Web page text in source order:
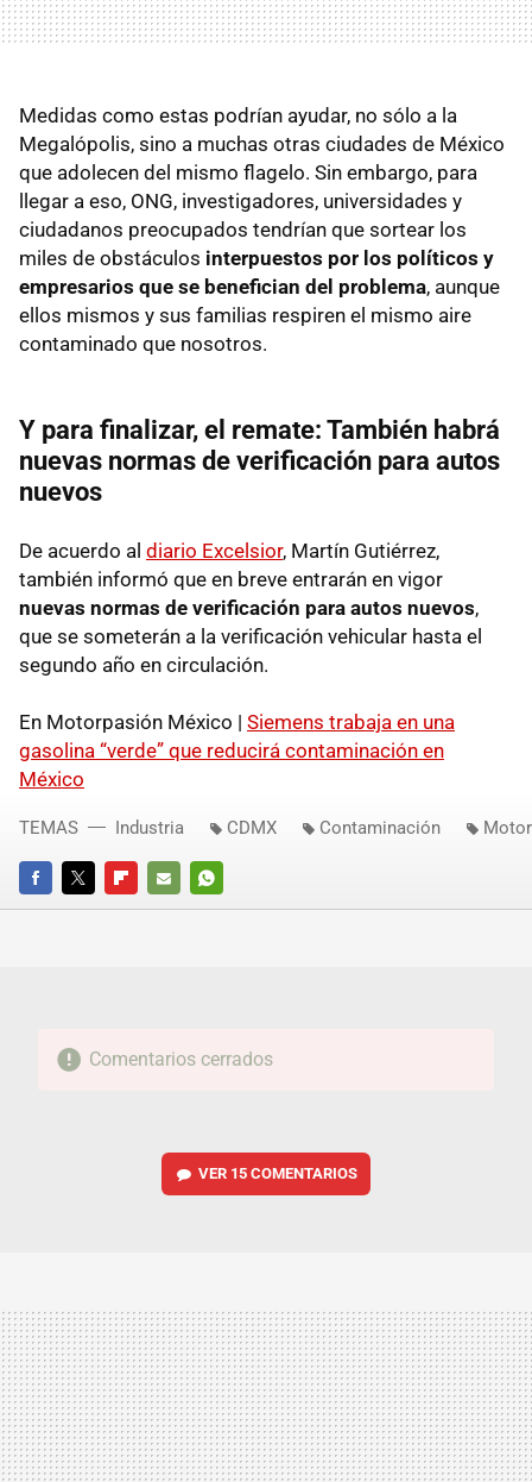
Medidas como estas podrían ayudar, no sólo a la
Megalópolis, sino a muchas otras ciudades de México
que adolecen del mismo flagelo. Sin embargo, para
llegar a eso, ONG, investigadores, universidades y
ciudadanos preocupados tendrían que sortear los
miles de obstáculos interpuestos por los políticos y
empresarios que se benefician del problema, aunque
ellos mismos y sus familias respiren el mismo aire
contaminado que nosotros.
Y para finalizar, el remate: También habrá
nuevas normas de verificación para autos
nuevos
De acuerdo al diario Excelsior, Martín Gutiérrez,
también informó que en breve entrarán en vigor
nuevas normas de verificación para autos nuevos,
que se someterán a la verificación vehicular hasta el
segundo año en circulación.
En Motorpasión México | Siemens trabaja en una
gasolina “verde” que reducirá contaminación en
México
FACEBOOKTWITTERFLIPBOARD
E-
WHATSAPP
TEMAS Industria CDMX Contaminación
Comentarios cerrados
VER 15 COMENTARIOS